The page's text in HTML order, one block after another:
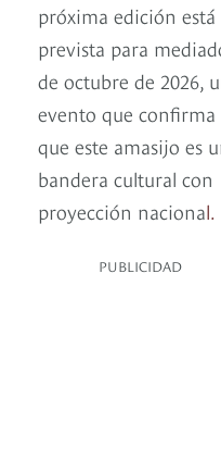
próxima edición está
prevista para
de octubre de 2026,
evento que confirma
que este amasijo es
bandera cultural con
proyección nacional.
PUBLICIDAD